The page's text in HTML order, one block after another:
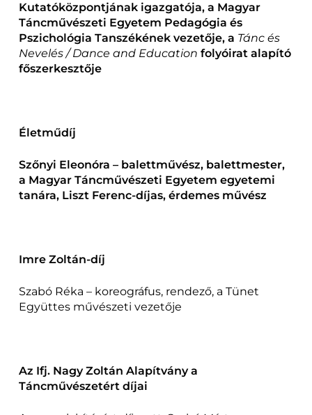
Kutatóközpontjának igazgatója, a Magyar
Táncművészeti Egyetem Pedagógia és
Pszichológia Tanszékének vezetője, a Tánc és
Nevelés / Dance and Education folyóirat alapító
főszerkesztője
Életműdíj
Szőnyi Eleonóra – balettművész, balettmester,
a Magyar Táncművészeti Egyetem egyetemi
tanára, Liszt Ferenc-díjas, érdemes művész
Imre Zoltán-díj
Szabó Réka – koreográfus, rendező, a Tünet
Együttes művészeti vezetője
Az Ifj. Nagy Zoltán Alapítvány a
Táncművészetért díjai